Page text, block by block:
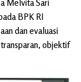
Melvita Sari
BPK RI
dan evaluasi
objektif